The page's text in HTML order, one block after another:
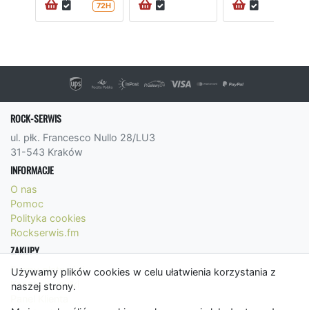
Używamy plików cookies w celu ułatwienia korzystania z
naszej strony.
72H
ROCK-SERWIS
ul. płk. Francesco Nullo 28/LU3
31-543 Kraków
INFORMACJE
O nas
Pomoc
Polityka cookies
Rockserwis.fm
ZAKUPY
Formy płatności
Koszty wysyłki